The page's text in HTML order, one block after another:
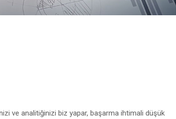
ve analitiğinizi biz yapar, başarma ihtimali düşük